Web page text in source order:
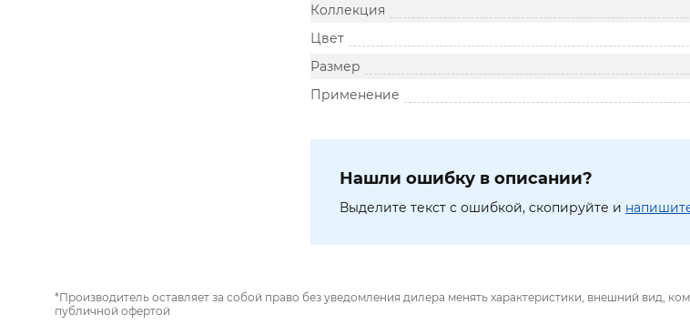
Коллекция
Цвет
Размер
Применение
Нашли ошибку в описании?
Выделите текст с ошибкой, скопируйте и
*Производитель оставляет за собой право без уведомления дилера менять характеристики, внешний вид,
публичной офертой